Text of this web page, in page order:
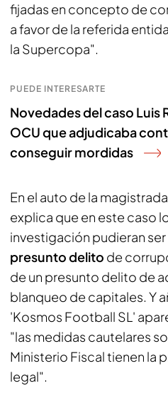
fijadas en concepto de
a favor de la referida
la Supercopa".
PUEDE INTERESARTE
Novedades del caso Luis
OCU que adjudicaba
conseguir mordidas
En el auto de la
explica que en este caso
investigación pudieran
presunto delito de
de un presunto delito de
blanqueo de capitales. Y
'Kosmos Football SL'
"las medidas cautelares
Ministerio Fiscal tienen la
legal".